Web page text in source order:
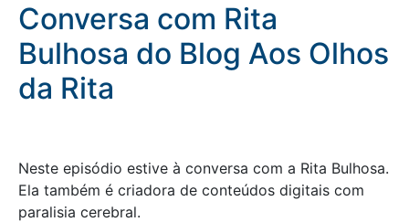
Conversa com Rita
Bulhosa do Blog Aos Olhos
da Rita
Neste episódio estive à conversa com a Rita Bulhosa.
Ela também é criadora de conteúdos digitais com
paralisia cerebral.